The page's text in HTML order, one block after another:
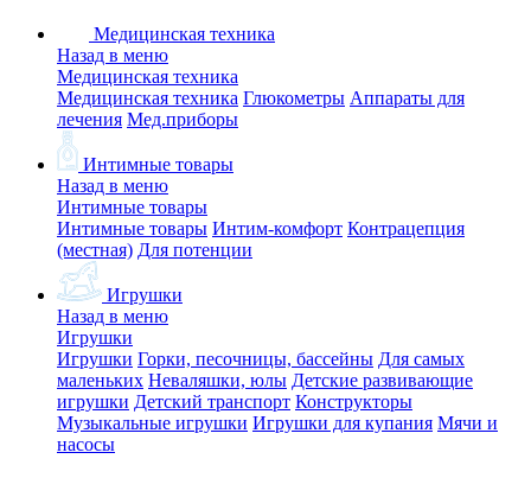
Медицинская техника
Назад в меню
Медицинская техника
Медицинская техника Глюкометры Аппараты для
лечения Мед.приборы
Интимные товары
Назад в меню
Интимные товары
Интимные товары Интим-комфорт Контрацепция
(местная) Для потенции
Игрушки
Назад в меню
Игрушки
Игрушки Горки, песочницы, бассейны Для самых
маленьких Неваляшки, юлы Детские развивающие
игрушки Детский транспорт Конструкторы
Музыкальные игрушки Игрушки для купания Мячи и
насосы